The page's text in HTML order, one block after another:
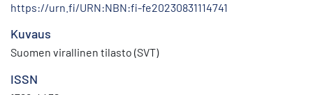
https://urn.fi/URN:NBN:fi-fe20230831114741
Kuvaus
Suomen virallinen tilasto (SVT)
ISSN